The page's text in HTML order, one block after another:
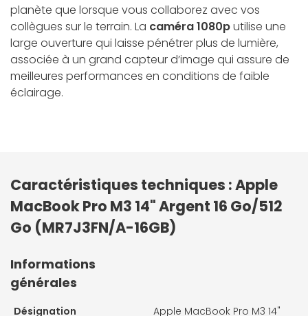
planète que lorsque vous collaborez avec vos
collègues sur le terrain. La caméra 1080putilise une
large ouver­ture qui laisse pénétrer plus de lumière,
associée à un grand capteur d’image qui assure de
meilleures performances en conditions de faible
éclairage.
Caractéristiques techniques : Apple
MacBook Pro M3 14" Argent 16 Go/512
Go (MR7J3FN/A-16GB)
Informations
générales
Désignation
Apple MacBook Pro M3 14"